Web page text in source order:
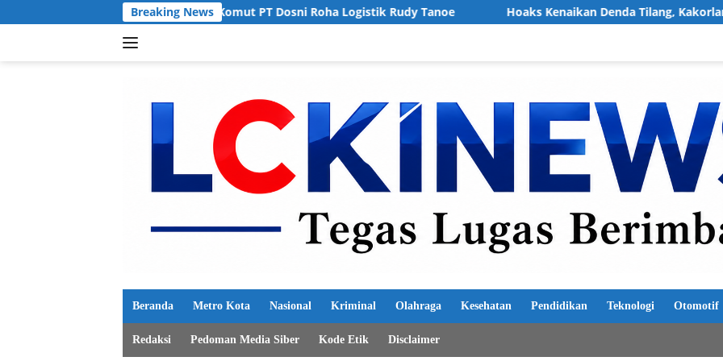
ke
Breaking News
Komut PT Dosni Roha Logistik Rudy Tanoe Hoaks Kenaikan Denda Tilang, Kakorlantas Polri Pastikan Aturan
Beranda Metro Kota Nasional Kriminal Olahraga Kesehatan Pendidikan Teknologi Otomotif
Redaksi Pedoman Media Siber Kode Etik Disclaimer